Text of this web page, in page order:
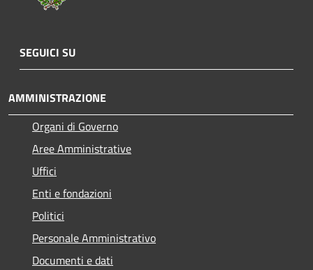
SEGUICI SU
AMMINISTRAZIONE
Organi di Governo
Aree Amministrative
Uffici
Enti e fondazioni
Politici
Personale Amministrativo
Documenti e dati